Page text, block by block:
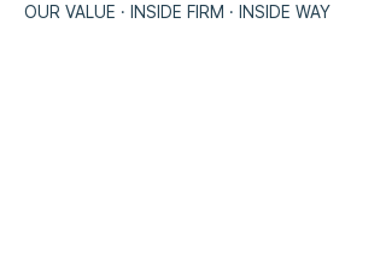
OUR VALUE · INSIDE FIRM · INSIDE WA​Y